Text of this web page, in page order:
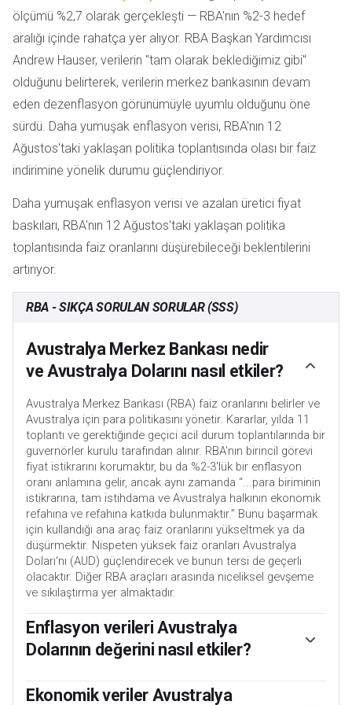
ölçümü %2,7 olarak gerçekleşti — RBA'nın %2-3 hedef
aralığı içinde rahatça yer alıyor. RBA Başkan Yardımcısı
Andrew Hauser, verilerin "tam olarak beklediğimiz gibi"
olduğunu belirterek, verilerin merkez bankasının devam
eden dezenflasyon görünümüyle uyumlu olduğunu öne
sürdü. Daha yumuşak enflasyon verisi, RBA'nın 12
Ağustos'taki yaklaşan politika toplantısında olası bir faiz
indirimine yönelik durumu güçlendiriyor.
Daha yumuşak enflasyon verisi ve azalan üretici fiyat
baskıları, RBA'nın 12 Ağustos'taki yaklaşan politika
toplantısında faiz oranlarını düşürebileceği beklentilerini
artırıyor.
RBA - SIKÇA SORULAN SORULAR (SSS)
Avustralya Merkez Bankası nedir
ve Avustralya Dolarını nasıl etkiler?
Avustralya Merkez Bankası (RBA) faiz oranlarını belirler ve
Avustralya için para politikasını yönetir. Kararlar, yılda 11
toplantı ve gerektiğinde geçici acil durum toplantılarında bir
guvernörler kurulu tarafından alınır. RBA'nın birincil görevi
fiyat istikrarını korumaktır, bu da %2-3'lük bir enflasyon
oranı anlamına gelir, ancak aynı zamanda “...para biriminin
istikrarına, tam istihdama ve Avustralya halkının ekonomik
refahına ve refahına katkıda bulunmaktır.” Bunu başarmak
için kullandığı ana araç faiz oranlarını yükseltmek ya da
düşürmektir. Nispeten yüksek faiz oranları Avustralya
Doları'nı (AUD) güçlendirecek ve bunun tersi de geçerli
olacaktır. Diğer RBA araçları arasında niceliksel gevşeme
ve sıkılaştırma yer almaktadır.
Enflasyon verileri Avustralya
Dolarının değerini nasıl etkiler?
geleneksel olarak her zaman para birimleri için olumsuz bir
Ekonomik veriler Avustralya